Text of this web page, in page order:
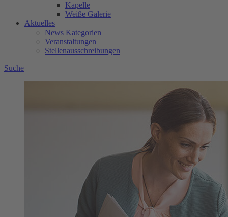
Kapelle
Weiße Galerie
Aktuelles
News Kategorien
Veranstaltungen
Stellenausschreibungen
Suche